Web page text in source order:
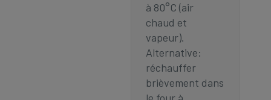
à 80°C (air
chaud et
vapeur).
Alternative:
réchauffer
brièvement dans